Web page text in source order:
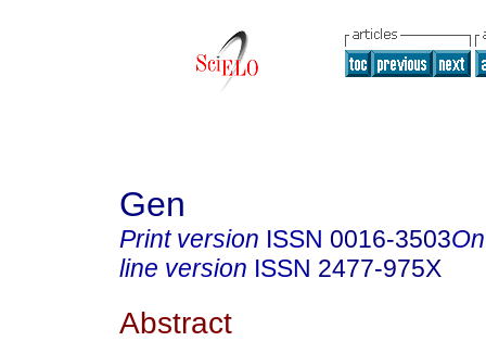
Gen
Print version ISSN 0016-3503
line version ISSN 2477-975X
Abstract